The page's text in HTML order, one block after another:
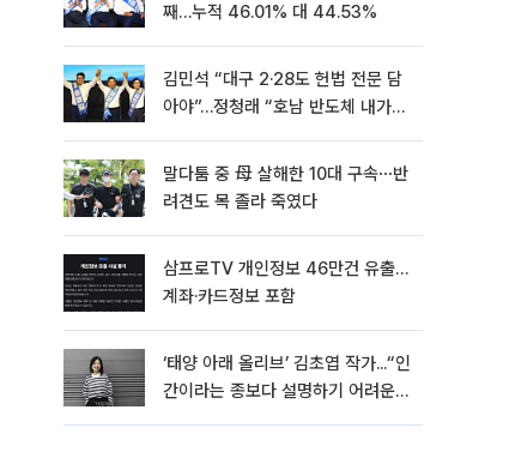
째…누적 46.01% 대 44.53%
김민석 “대구 2·28도 헌법 전문 담
아야”…정청래 “호남 반도체 내가
말다툼 중 母 살해한 10대 구속⋯반
려견도 목 졸라 죽였다
삼프로TV 개인정보 46만건 유출…
계좌·카드정보 포함
‘태양 아래 올리브’ 김초엽 작가...“인
간이라는 종보다 설명하기 어려운